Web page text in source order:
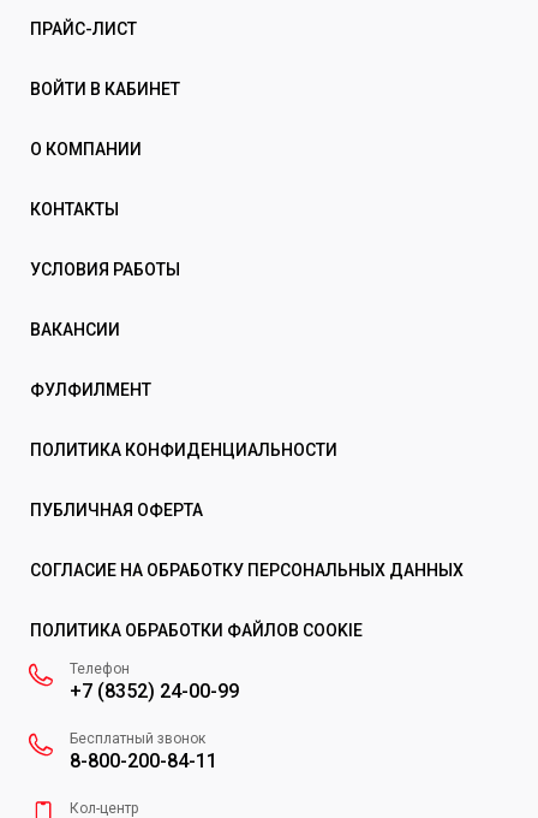
ПРАЙС-ЛИСТ
ВОЙТИ В КАБИНЕТ
О КОМПАНИИ
КОНТАКТЫ
УСЛОВИЯ РАБОТЫ
ВАКАНСИИ
ФУЛФИЛМЕНТ
ПОЛИТИКА КОНФИДЕНЦИАЛЬНОСТИ
ПУБЛИЧНАЯ ОФЕРТА
СОГЛАСИЕ НА ОБРАБОТКУ ПЕРСОНАЛЬНЫХ ДАННЫХ
ПОЛИТИКА ОБРАБОТКИ ФАЙЛОВ COOKIE
Телефон
+7 (8352) 24-00-99
Бесплатный звонок
8-800-200-84-11
Кол-центр